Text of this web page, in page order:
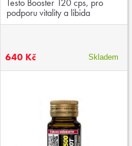
Testo Booster 120 cps, pro
podporu vitality a libida
640 Kč Skladem